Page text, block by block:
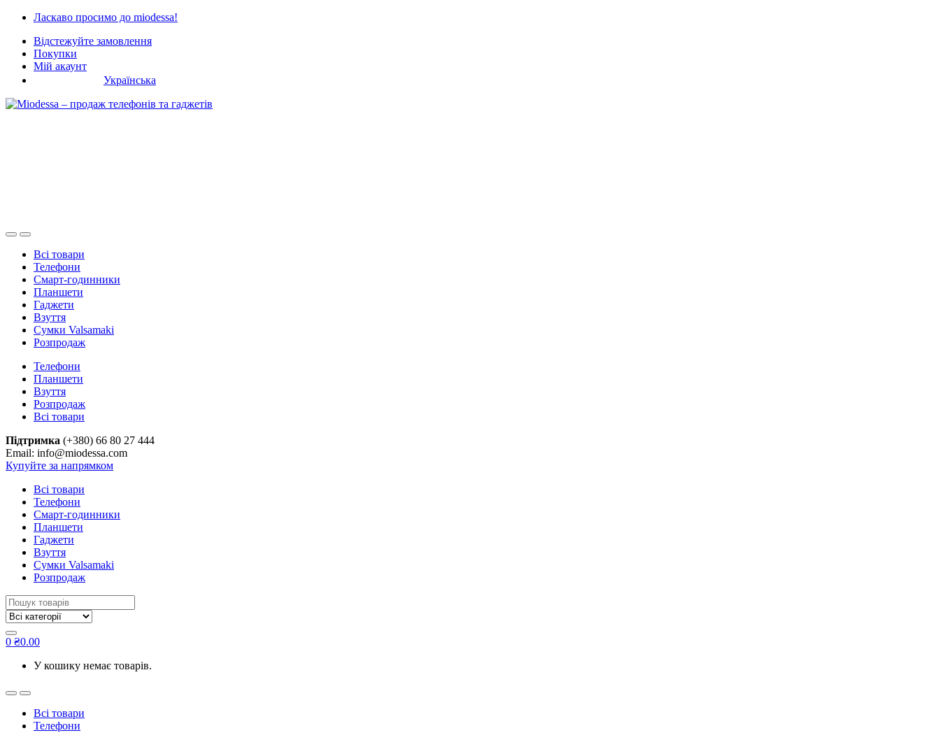
Skip
navigation
Skip
content
Ласкаво просимо до miodessa!
Відстежуйте замовлення
Покупки
Мій акаунт
Українська
Всі товари
Телефони
Смарт-годинники
Планшети
Гаджети
Взуття
Сумки Valsamaki
Розпродаж
Телефони
Планшети
Взуття
Розпродаж
Всі товари
Підтримка (+380) 66 80 27 444
Email: info@miodessa.com
Купуйте за напрямком
Всі товари
Телефони
Смарт-годинники
Планшети
Гаджети
Взуття
Сумки Valsamaki
Розпродаж
Search
for:
0 ₴0.00
У кошику немає товарів.
Всі товари
Телефони